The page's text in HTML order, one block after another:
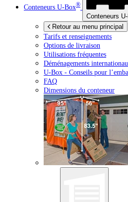
Conteneurs U-Box®
Conteneurs
Retour au menu principal
Tarifs et renseignements
Options de livraison
Utilisations fréquentes
Déménagements
U-Box - Conseils pour
FAQ
Dimensions du conteneur